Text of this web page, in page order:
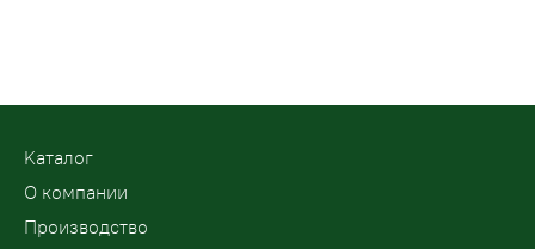
Kаталог
О компании
Производство